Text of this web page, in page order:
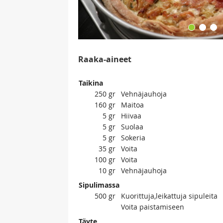
Raaka-aineet
Taikina
250 gr Vehnäjauhoja
160 gr
Maitoa
5 gr
Hiivaa
5 gr Suolaa
5 gr Sokeria
35 gr Voita
100 gr Voita
10 gr Vehnäjauhoja
Sipulimassa
500 gr
Kuorittuja,leikattuja sipuleita
Voita paistamiseen